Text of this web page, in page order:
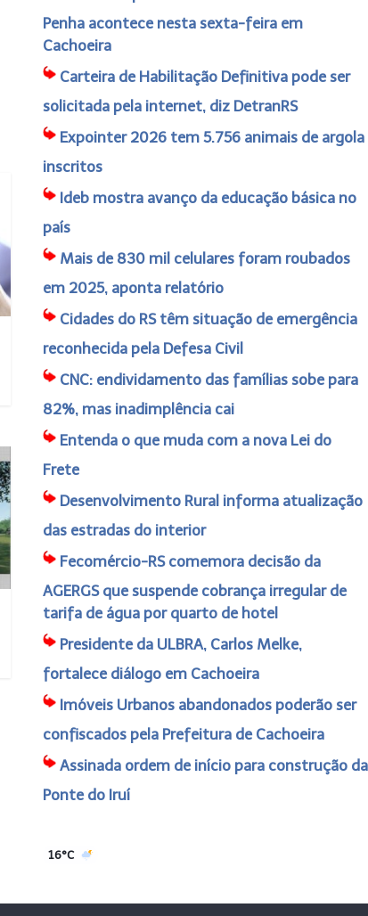
Penha acontece nesta sexta-feira em
Cachoeira
Carteira de Habilitação Definitiva pode ser
solicitada pela internet, diz DetranRS
Expointer 2026 tem 5.756 animais de argola
inscritos
Ideb mostra avanço da educação básica no
país
Mais de 830 mil celulares foram roubados
em 2025, aponta relatório
Cidades do RS têm situação de emergência
reconhecida pela Defesa Civil
CNC: endividamento das famílias sobe para
82%, mas inadimplência cai
Entenda o que muda com a nova Lei do
Frete
Desenvolvimento Rural informa atualização
das estradas do interior
Fecomércio-RS comemora decisão da
AGERGS que suspende cobrança irregular de
tarifa de água por quarto de hotel
Presidente da ULBRA, Carlos Melke,
fortalece diálogo em Cachoeira
Imóveis Urbanos abandonados poderão ser
confiscados pela Prefeitura de Cachoeira
Assinada ordem de início para construção da
Ponte do Iruí
16°C